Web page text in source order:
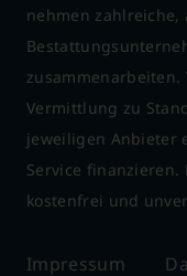
nehmen zahlreiche,
Vermittlung zu
jeweiligen Anbieter
Service finanzieren.
kostenfrei und
Impressum